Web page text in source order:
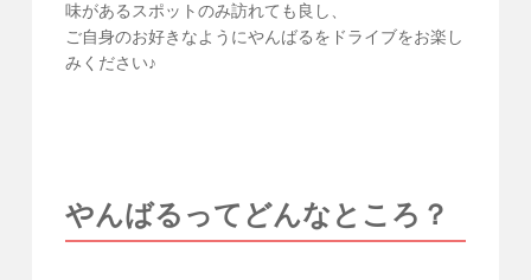
味があるスポットのみ訪れても良し、
ご自身のお好きなようにやんばるをドライブをお楽し
みください♪
やんばるってどんなところ？